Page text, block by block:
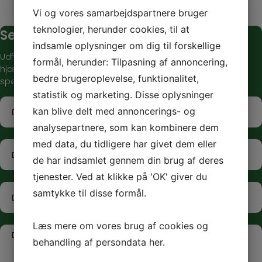
Send os en besked
Udfyld formularen, så vender vi hurtigt tilbage til dig. Vi
hjælper dig gerne med alt fra tilmelding til praktiske
spørgsmål om undervisningen.
N
v
n
T
l
e
o
n
E
m
a
B
Vi og vores samarbejdspartnere bruger
teknologier, herunder cookies, til at
indsamle oplysninger om dig til forskellige
formål, herunder: Tilpasning af annoncering,
bedre brugeroplevelse, funktionalitet,
statistik og marketing. Disse oplysninger
kan blive delt med annoncerings- og
analysepartnere, som kan kombinere dem
med data, du tidligere har givet dem eller
de har indsamlet gennem din brug af deres
tjenester. Ved at klikke på 'OK' giver du
samtykke til disse formål.
Læs mere om vores brug af cookies og
behandling af persondata her.